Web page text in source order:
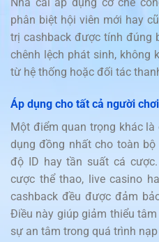
phân biệt hội viên mới hay
trị cashback được tính đúng
chênh lệch phát sinh, không
từ hệ thống hoặc đối tác
Áp dụng cho tất cả người
Một điểm quan trọng khác
dụng đồng nhất cho toàn
độ ID hay tần suất cá
cược thể thao, live casino
cashback đều được đảm
Điều này giúp giảm thiểu
sự an tâm trong quá trình